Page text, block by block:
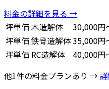
料金の詳細を見る →
坪単価木造解体
30,000円
坪単価鉄骨造解体35,000円
坪単価 RC造解体
40,000円
他1件の料金プランあり →